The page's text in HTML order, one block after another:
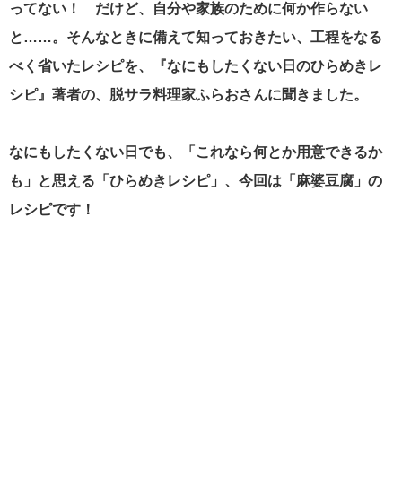
ってない！ だけど、自分や家族のために何か作らない
と……。 そんなときに備えて知っておきたい、工程をなる
べく省いたレシピを、『なにもしたくない日のひらめきレ
シピ』著者の、脱サラ料理家ふらおさんに聞きました。
なにもしたくない日でも、「これなら何とか用意できるか
も」と思える「ひらめきレシピ」、今回は「麻婆豆腐」の
レシピです！